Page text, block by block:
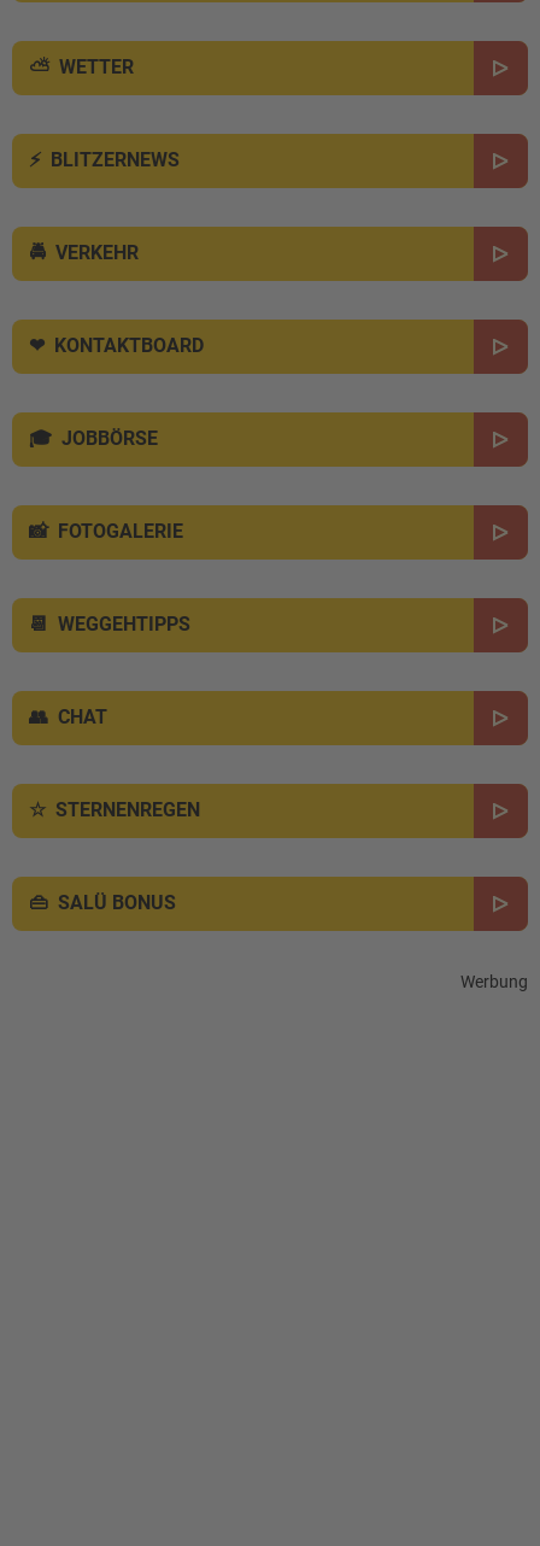
WETTER
BLITZERNEWS
VERKEHR
KONTAKTBOARD
JOBBÖRSE
FOTOGALERIE
WEGGEHTIPPS
CHAT
STERNENREGEN
SALÜ BONUS
Werbung